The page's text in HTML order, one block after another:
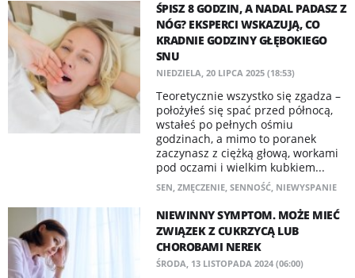
ŚPISZ 8 GODZIN, A NADAL PADASZ Z
NÓG? EKSPERCI WSKAZUJĄ, CO
KRADNIE GODZINY GŁĘBOKIEGO
SNU
NIEDZIELA, 20 LIPCA 2025 (18:53)
Teoretycznie wszystko się zgadza –
położyłeś się spać przed północą,
wstałeś po pełnych ośmiu
godzinach, a mimo to poranek
zaczynasz z ciężką głową, workami
pod oczami i wielkim kubkiem...
SEN, ZMĘCZENIE, SENNOŚĆ, NIEWYSPANIE
NIEWINNY SYMPTOM. MOŻE MIEĆ
ZWIĄZEK Z CUKRZYCĄ LUB
CHOROBAMI NEREK
ŚRODA, 13 LISTOPADA 2024 (06:00)